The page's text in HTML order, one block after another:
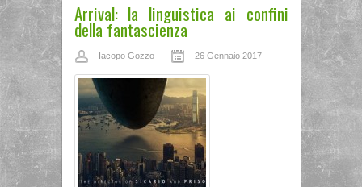
Arrival: la linguistica ai confini
della fantascienza
Iacopo Gozzo 26 Gennaio 2017